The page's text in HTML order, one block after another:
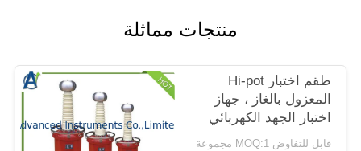
الموقع
PRIVACY
POLICY
منتجات مماثلة
طقم اختبار Hi-pot
المعزول بالغاز ، جهاز
اختبار الجهد الكهربائي
لتحمل تردد الطاقة
قابل للتفاوض MOQ:1 مجموعة